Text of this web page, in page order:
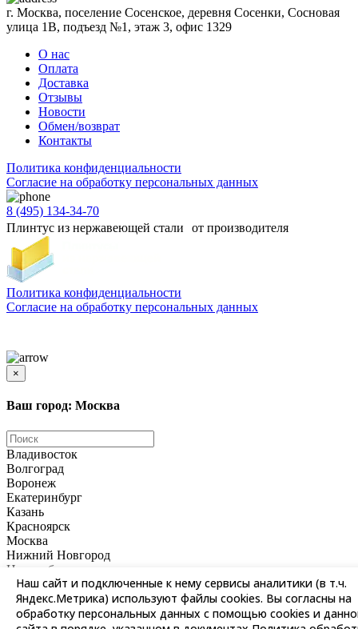
г. Москва, поселение Сосенское, деревня Сосенки, Сосновая
улица 1В, подъезд №1, этаж 3, офис 1329
О нас
Оплата
Доставка
Отзывы
Новости
Обмен/возврат
Контакты
Политика конфиденциальности
Согласиe на обработку персональных данных
8 (495) 134-34-70
Плинтус из нержавеющей стали от производителя
Политика конфиденциальности
Согласиe на обработку персональных данных
Наш сайт и подключенные к нему сервисы аналитики (в т.ч.
Яндекс.Метрика) используют файлы cookies. Вы согласны на
обработку персональных данных с помощью cookies и
×
Ваш город: Москва
Владивосток
Волгоград
Воронеж
Екатеринбург
Казань
Красноярск
Москва
Нижний Новгород
Новосибирск
Омск
Пермь
Ростов-на-Дону